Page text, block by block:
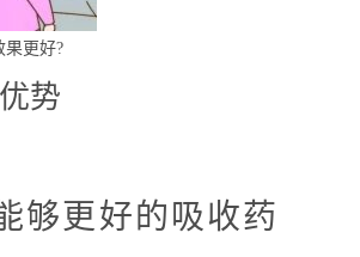
果更好?
势
够更好的吸收药